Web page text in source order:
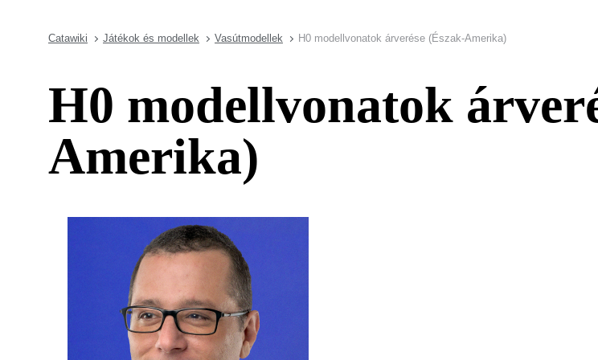
Catawiki Játékok és modellek Vasútmodellek H0 modellvonatok árverése (Észak-Amerika)
H0 modellvonatok
Amerika)